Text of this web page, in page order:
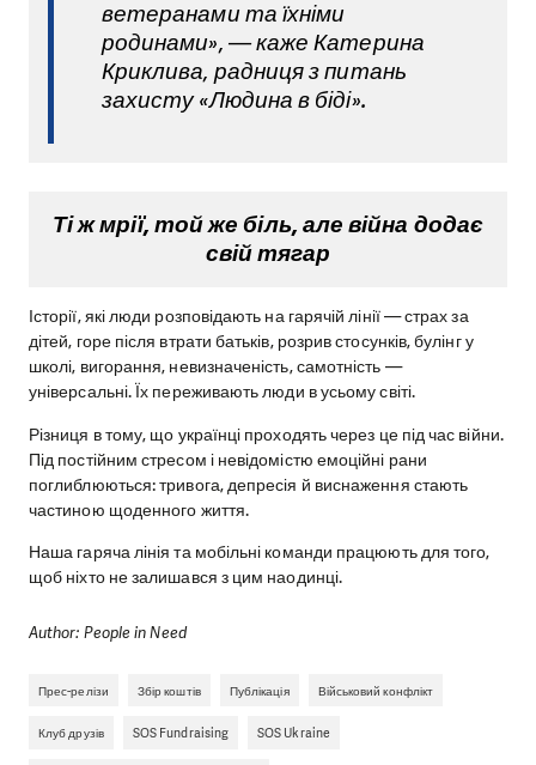
ветеранами та їхніми
родинами», — каже Катерина
Криклива, радниця з питань
захисту «Людина в біді».
Ті ж мрії, той же біль, але війна додає
свій тягар
Історії, які люди розповідають на гарячій лінії — страх за
дітей, горе після втрати батьків, розрив стосунків, булінг у
школі, вигорання, невизначеність, самотність —
універсальні. Їх переживають люди в усьому світі.
Різниця в тому, що українці проходять через це під час війни.
Під постійним стресом і невідомістю емоційні рани
поглиблюються: тривога, депресія й виснаження стають
частиною щоденного життя.
Наша гаряча лінія та мобільні команди працюють для того,
щоб ніхто не залишався з цим наодинці.
Author: People in Need
Прес-релізи Збір коштів Публікація Військовий конфлікт
Клуб друзів SOS Fundraising SOS Ukraine